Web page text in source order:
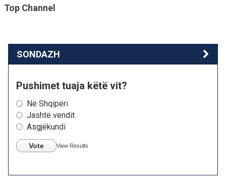
Top Channel
SONDAZH
Pushimet tuaja këtë vit?
Në Shqipëri
Jashtë vendit
Asgjëkundi
Vote View Results